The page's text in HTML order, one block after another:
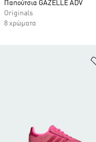
Παπούτσια GAZELLE ADV
Originals
8 χρώματα